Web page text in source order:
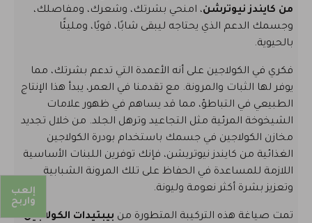
من كايندز نيوترشن، امنحي بشرتك، وشعرك، ومفاصلك،
وجسمك الدعم الذي يحتاجه ليبقى شابًا، قويًا، ومليئًا
بالحيوية.
فكري في الكولاجين على أنه الأعمدة التي تدعم بشرتك، مما
يوفر لها الثبات والمرونة. مع تقدمنا في العمر، يبدأ هذا الإنتاج
الطبيعي في التباطؤ، مما قد يساهم في ظهور علامات
الشيخوخة المرئية مثل التجاعيد وترهل الجلد. من خلال تجديد
مخازن الكولاجين في جسمك باستخدام بودرة الكولاجين
الغذائية من كايندز نيوتريشن، فإنك توفرين اللبنات الأساسية
اللازمة للمساعدة في الحفاظ على تلك المرونة الشبابية
وتعزيز بشرة أكثر نعومة وليونة.
تمت صياغة هذه التركيبة المتطورة من بيبتيدات الكولاجين
إلعب
واربح